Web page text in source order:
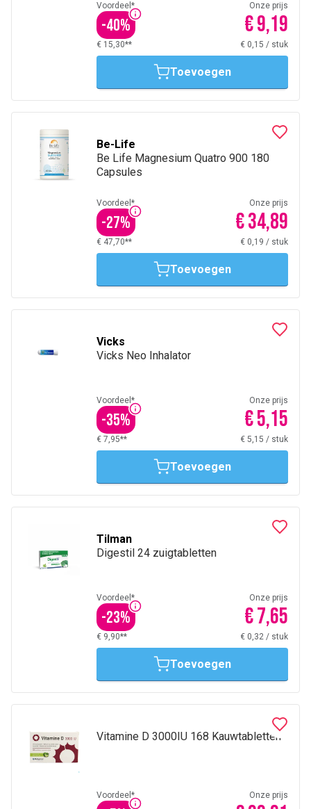
Voordeel*
-40%
Onze prijs
€ 9,19
€ 15,30** € 0,15 / stuk
Toevoegen
Be-Life
Be Life Magnesium Quatro 900 180
Capsules
Voordeel*
-27%
Onze prijs
€ 34,89
€ 47,70** € 0,19 / stuk
Toevoegen
Vicks
Vicks Neo Inhalator
Voordeel*
-35%
Onze prijs
€ 5,15
€ 7,95** € 5,15 / stuk
Toevoegen
Tilman
Digestil 24 zuigtabletten
Voordeel*
-23%
Onze prijs
€ 7,65
€ 9,90** € 0,32 / stuk
Toevoegen
Vitamine D 3000IU 168 Kauwtabletten
Voordeel* Onze prijs